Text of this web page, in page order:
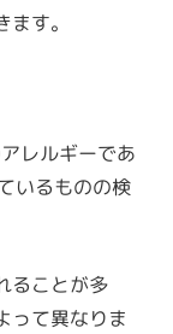
す。
レルギーであ
いるものの検
ることが多
って異なりま